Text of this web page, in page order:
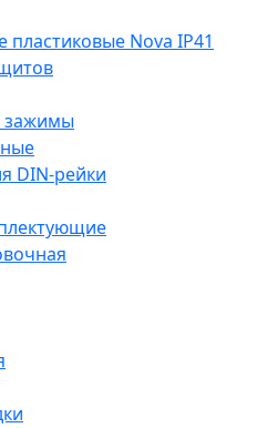
Nova IP41
зажимы
DIN-рейки